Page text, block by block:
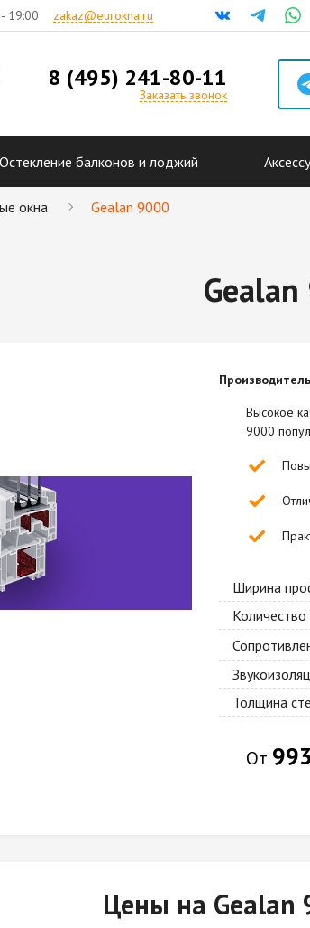
19:00 zakaz@eurokna.ru
8 (495) 241-80-11
Заказать звонок
Остекление балконов и лоджий
окна Gealan 9000
Высокое
9000
Ширина
Количество
Толщина
От
Цены на Gealan